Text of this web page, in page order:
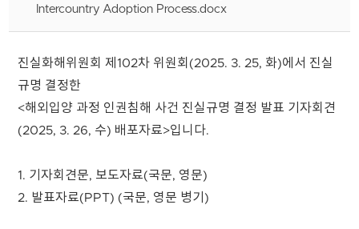
Intercountry Adoption Process.docx
진실화해위원회 제102차 위원회(2025. 3. 25, 화)에서 진실
규명 결정한
<해외입양 과정 인권침해 사건 진실규명 결정 발표 기자회견
(2025, 3. 26, 수) 배포자료>입니다.
1. 기자회견문, 보도자료(국문, 영문)
2. 발표자료(PPT) (국문, 영문 병기)